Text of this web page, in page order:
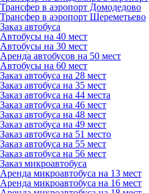
Трансфер в аэропорт Домодедово
Трансфер в аэропорт Шереметьево
Заказ автобуса
Автобусы на 40 мест
Автобусы на 30 мест
Аренда автобусов на 50 мест
Автобусы на 60 мест
Заказ автобуса на 28 мест
Заказ автобуса на 35 мест
Заказ автобуса на 44 места
Заказ автобуса на 46 мест
Заказ автобуса на 48 мест
Заказ автобуса на 49 мест
Заказ автобуса на 51 место
Заказ автобуса на 55 мест
Заказ автобуса на 56 мест
Заказ микроавтобуса
Аренда микроавтобуса на 13 мест
Аренда микроавтобуса на 16 мест